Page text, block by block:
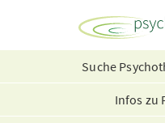
Suche
Infos zu